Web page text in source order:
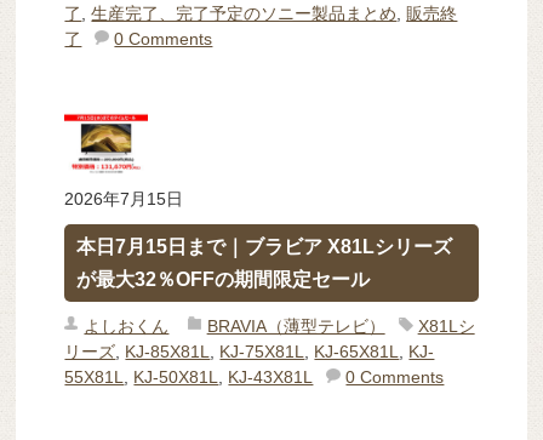
了,生産完了、完了予定のソニー製品まとめ,販売終
了
0 Comments
2026年7月15日
本日7月15日まで｜ブラビア X81Lシリーズ
が最大32％OFFの期間限定セール
よしおくん BRAVIA（薄型テレビ）
X81Lシ
リーズ, KJ-85X81L, KJ-75X81L, KJ-65X81L, KJ-
55X81L, KJ-50X81L, KJ-43X81L 0 Comments